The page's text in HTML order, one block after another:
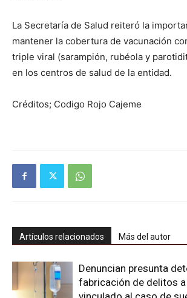
La Secretaría de Salud reiteró la
mantener la cobertura de vacunación
triple viral (sarampión, rubéola y
en los centros de salud de la entidad.
Créditos; Codigo Rojo Cajeme
Artículos relacionados Más del autor
Denuncian presunta
fabricación de delitos